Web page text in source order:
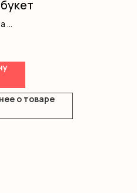
о товаре